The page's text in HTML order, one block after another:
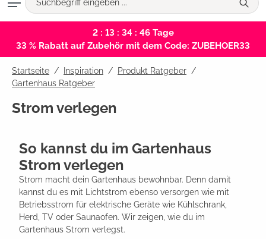
2 : 13 : 34 : 45Tage
33 % Rabatt auf Zubehör mit dem Code: ZUBEHOER33
Startseite Inspiration / Produkt Ratgeber /
Gartenhaus Ratgeber
Strom verlegen
So kannst du im Gartenhaus
Strom verlegen
Strom macht dein Gartenhaus bewohnbar. Denn damit
kannst du es mit Lichtstrom ebenso versorgen wie mit
Betriebsstrom für elektrische Geräte wie Kühlschrank,
Herd, TV oder Saunaofen. Wir zeigen, wie du im
Gartenhaus Strom verlegst.